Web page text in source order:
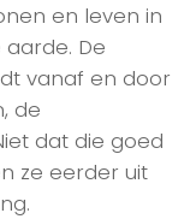
en leven in
De
vanaf en door
de
dat die goed
ze eerder uit